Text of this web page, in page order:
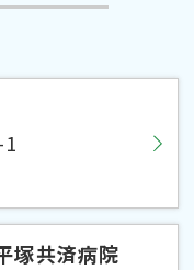
塚共済病院